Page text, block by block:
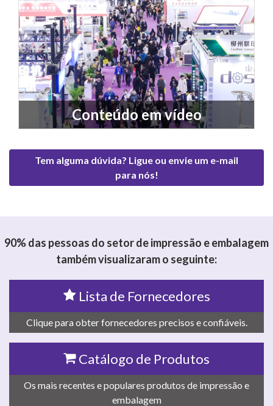
Conteúdo em vídeo
Tem alguma dúvida? Ligue ou envie um e-mail
para nós!
90% das pessoas do setor de impressão e embalagem
também visualizaram o seguinte:
Lista de Fornecedores
Clique para obter fornecedores precisos e confiáveis.
Catálogo de Produtos
Os mais recentes e populares produtos de impressão e
embalagem